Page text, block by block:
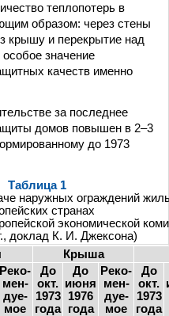
теплопотерь в
образом: через стены
крышу и перекрытие над
значение
качеств именно
за последнее
домов повышен в 2–3
до 1973
Таблица 1
наружных ограждений
странах
экономической
доклад К. И. Джексона)
Крыша
Реко-
мен-
дуе-
мое
До
окт.
1973
года
До
июня
1976
года
Реко-
мен-
дуе-
мое
До
окт.
1973
года